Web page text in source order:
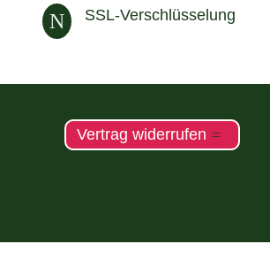
N SSL-Verschlüsselung
Vertrag widerrufen